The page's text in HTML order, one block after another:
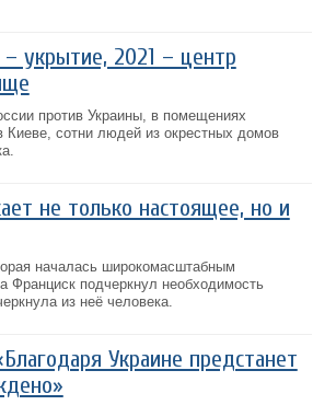
укрытие, 2021 – центр
против Украины, в помещениях
Киеве, сотни людей из окрестных домов
не только настоящее, но и
началась широкомасштабным
Франциск подчеркнул необходимость
из неё человека.
Украине предстанет